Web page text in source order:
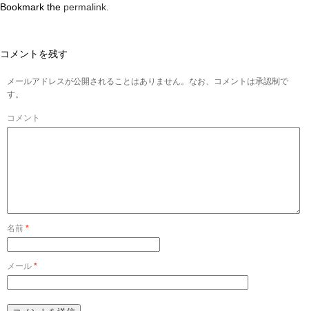
Bookmark the permalink
コメントを残す
メールアドレスが公開されることはありません。なお、コメントは承認制で
す。
コメント
名前 *
メール *